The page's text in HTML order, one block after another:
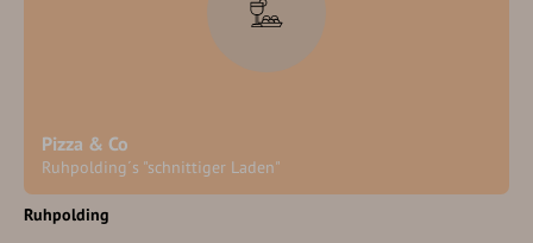
Pizza & Co
Ruhpolding´s "schnittiger Laden"
Ruhpolding